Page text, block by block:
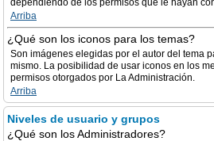
dependiendo de los permisos que le hayan
Arriba
¿Qué son los iconos para los temas?
Son imágenes elegidas por el autor del tema
mismo. La posibilidad de usar iconos en los
permisos otorgados por La Administración.
Arriba
Niveles de usuario y grupos
¿Qué son los Administradores?